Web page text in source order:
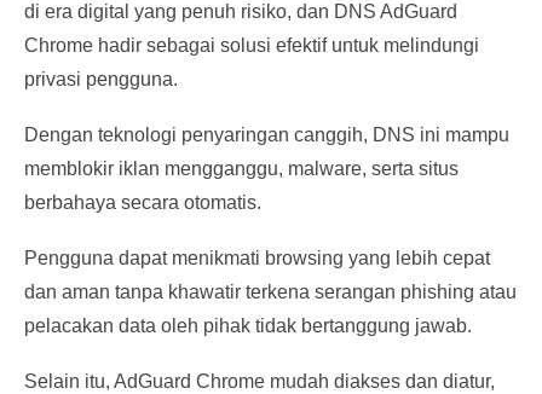
di era digital yang penuh risiko, dan DNS AdGuard
Chrome hadir sebagai solusi efektif untuk melindungi
privasi pengguna.
Dengan teknologi penyaringan canggih, DNS ini mampu
memblokir iklan mengganggu, malware, serta situs
berbahaya secara otomatis.
Pengguna dapat menikmati browsing yang lebih cepat
dan aman tanpa khawatir terkena serangan phishing atau
pelacakan data oleh pihak tidak bertanggung jawab.
Selain itu, AdGuard Chrome mudah diakses dan diatur,